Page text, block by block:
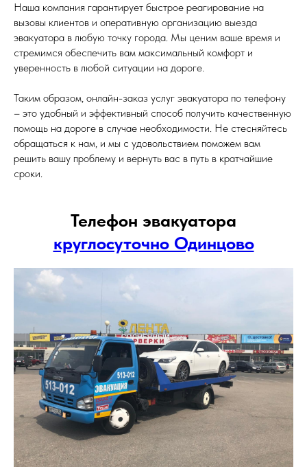
Наша компания гарантирует быстрое реагирование на
вызовы клиентов и оперативную организацию выезда
эвакуатора в любую точку города. Мы ценим ваше время и
стремимся обеспечить вам максимальный комфорт и
уверенность в любой ситуации на дороге.
Таким образом, онлайн-заказ услуг эвакуатора по телефону
– это удобный и эффективный способ получить качественную
помощь на дороге в случае необходимости. Не стесняйтесь
обращаться к нам, и мы с удовольствием поможем вам
решить вашу проблему и вернуть вас в путь в кратчайшие
сроки.
Телефон эвакуатора
круглосуточно Одинцово